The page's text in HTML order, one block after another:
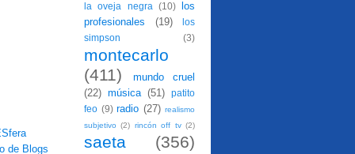
la oveja negra (10)
los
profesionales
(19)
los
simpson
(3)
montecarlo
(411)
mundo cruel
(22) música (51)
patito
feo (9) radio (27) realismo
subjetivo (2) rincón off tv (2)
saeta (356)